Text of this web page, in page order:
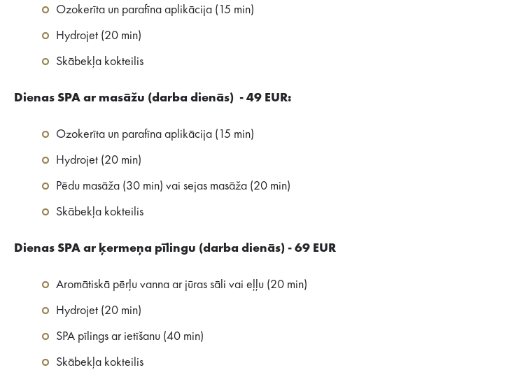
Ozokerīta un parafīna aplikācija (15 min)
Hydrojet (20 min)
Skābekļa kokteilis
Dienas SPA ar masāžu (darba dienās) - 49 EUR:
Ozokerīta un parafīna aplikācija (15 min)
Hydrojet (20 min)
Pēdu masāža (30 min) vai sejas masāža (20 min)
Skābekļa kokteilis
Dienas SPA ar ķermeņa pīlingu (darba dienās) - 69 EUR
Aromātiskā pērļu vanna ar jūras sāli vai eļļu (20 min)
Hydrojet (20 min)
SPA pīlings ar ietīšanu (40 min)
Skābekļa kokteilis